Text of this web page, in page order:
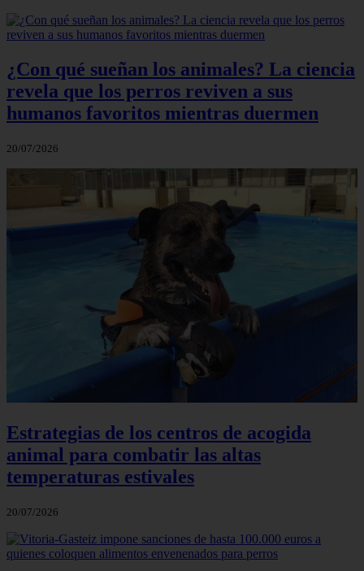
¿Con qué sueñan los animales? La ciencia
revela que los perros reviven a sus
humanos favoritos mientras duermen
20/07/2026
Estrategias de los centros de acogida
animal para combatir las altas
temperaturas estivales
20/07/2026